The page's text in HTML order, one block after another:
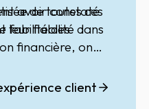
de toutes ces
leur fiabilité dans
avoir constaté
fabilité des
financière, on
de la gestion de
(réduction du
client